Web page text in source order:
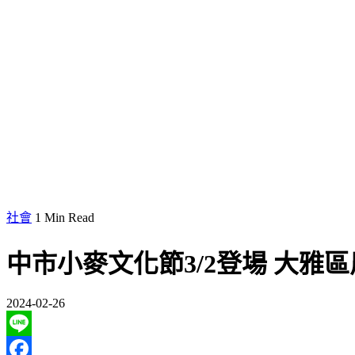
社會 1 Min Read
中市小麥文化節3/2登場 大雅
2024-02-26
Line